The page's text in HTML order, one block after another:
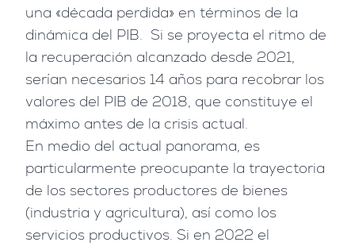
una «década perdida» en términos de la
dinámica del PIB. Si se proyecta el ritmo de
la recuperación alcanzado desde 2021,
serían necesarios 14 años para recobrar los
valores del PIB de 2018, que constituye el
máximo antes de la crisis actual.
En medio del actual panorama, es
particularmente preocupante la trayectoria
de los sectores productores de bienes
(industria y agricultura), así como los
servicios productivos. Si en 2022 el